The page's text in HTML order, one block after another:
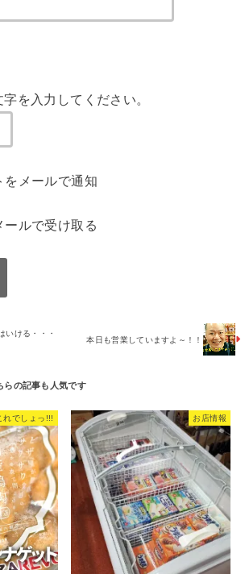
字を入力してください。
をメールで通知
ールで受け取る
いける・・・
本日も営業していますよ～！！
れでしょっ!!! お店情報